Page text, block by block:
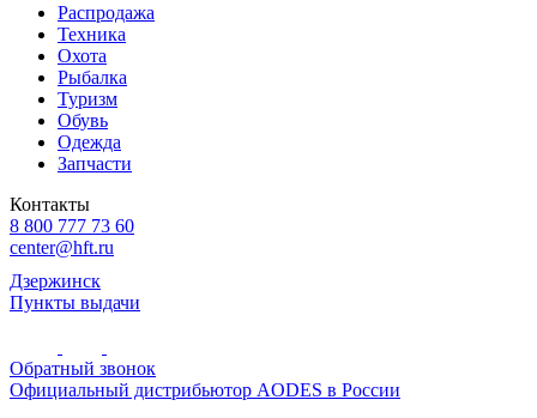
Распродажа
Техника
Охота
Рыбалка
Туризм
Обувь
Одежда
Запчасти
Контакты
8 800 777 73 60
center@hft.ru
Дзержинск
Пункты выдачи
Обратный звонок
Официальный дистрибьютор AODES в России